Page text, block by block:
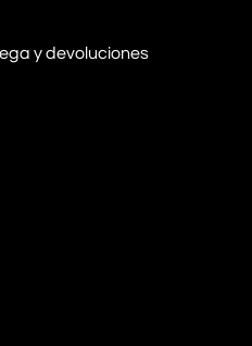
y devoluciones